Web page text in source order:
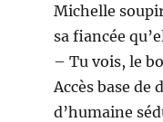
Michelle
sa fiancée
– Tu vois, le
Accès base
d’humaine